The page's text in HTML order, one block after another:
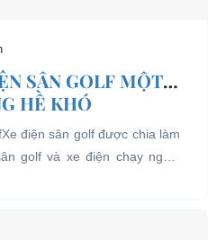
SÂN GOLF MỘT
HỀ KHÓ
điện sân golf được chia làm
golf và xe điện chạy ngoài